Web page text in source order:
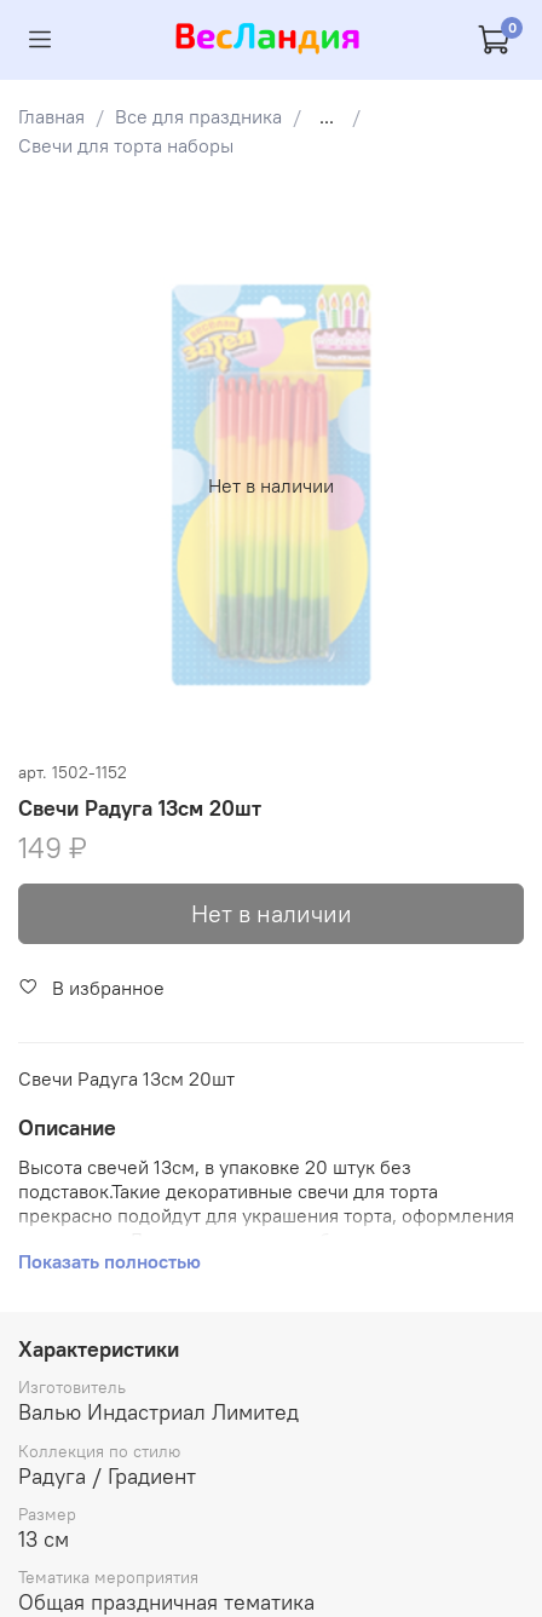
0
Главная Все для праздника
...
Свечи для торта наборы
Нет в наличии
арт. 1502-1152
Свечи Радуга 13см 20шт
149 ₽
Нет в наличии
В избранное
Свечи Радуга 13см 20шт
Описание
Высота свечей 13см, в упаковке 20 штук без
подставок.Такие декоративные свечи для торта
прекрасно подойдут для украшения торта, оформления
Показать полностью
Характеристики
Изготовитель
Валью Индастриал Лимитед
Коллекция по стилю
Радуга / Градиент
Размер
13 см
Тематика мероприятия
Общая праздничная тематика